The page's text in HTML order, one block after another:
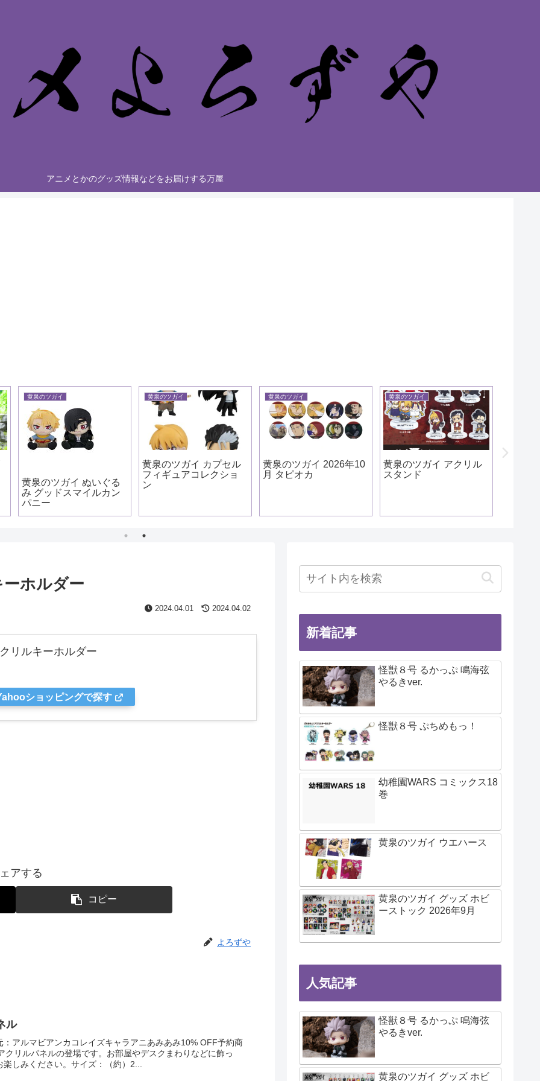
アニメとかのグッズ情報などをお届けする万屋
黄泉のツガイ
黄泉のツガイ ぬいぐる
み グッドスマイルカン
パニー
黄泉のツガイ
黄泉のツガイ カプセル
フィギュアコレクショ
ン
黄泉のツガイ
黄泉のツガイ 2026年10
月 タピオカ
黄泉のツガイ
黄泉のツガイ アクリル
スタンド
ホルダー
2024.04.01 2024.04.02
リルキーホルダー
ショッピングで探す
アする
コピー
よろずや
ル
アルマビアンカコレイズキャラアニあみあみ10% OFF予約商
クリルパネルの登場です。お部屋やデスクまわりなどに飾っ
しみください。サイズ：（約）2...
新着記事
怪獣８号 るかっぷ 鳴海弦
やるきver.
怪獣８号 ぷちめもっ！
幼稚園WARS コミックス18
巻
黄泉のツガイ ウエハース
黄泉のツガイ グッズ ホビ
ーストック 2026年9月
人気記事
怪獣８号 るかっぷ 鳴海弦
やるきver.
黄泉のツガイ グッズ ホビ